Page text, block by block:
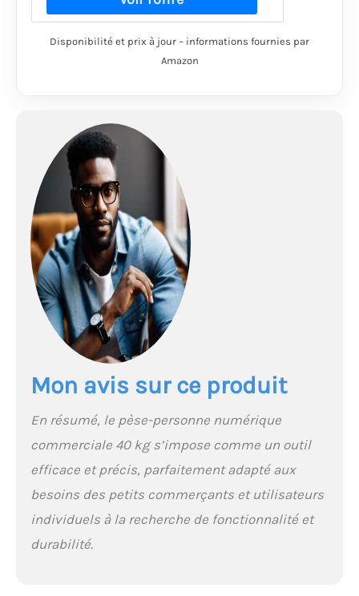
Disponibilité et prix à jour – informations fournies par
Amazon
Mon avis sur ce produit
En résumé, le pèse-personne numérique
commerciale 40 kg s’impose comme un outil
efficace et précis, parfaitement adapté aux
besoins des petits commerçants et utilisateurs
individuels à la recherche de fonctionnalité et
durabilité.